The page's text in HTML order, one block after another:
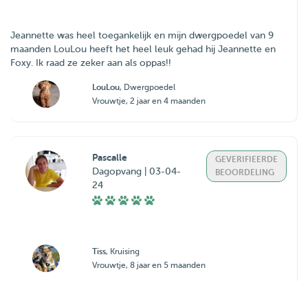
Jeannette was heel toegankelijk en mijn dwergpoedel van 9
maanden LouLou heeft het heel leuk gehad hij Jeannette en
Foxy. Ik raad ze zeker aan als oppas!!
LouLou, Dwergpoedel
Vrouwtje, 2 jaar en 4 maanden
Pascalle
Dagopvang | 03-04-
24
GEVERIFIEERDE
BEOORDELING
Tiss, Kruising
Vrouwtje, 8 jaar en 5 maanden